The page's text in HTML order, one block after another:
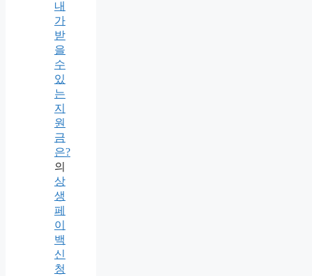
내
가
받
을
수
있
는
지
원
금
은?
의
상
생
페
이
백
신
청